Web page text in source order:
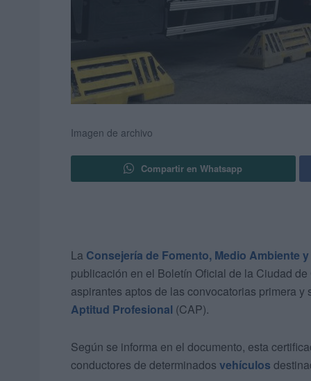
Imagen de archivo
Compartir en Whatsapp
La Consejería de Fomento, Medio Ambiente
publicación en el Boletín Oficial de la Ciudad de
aspirantes aptos de las convocatorias primera
Aptitud Profesional (CAP).
Según se informa en el documento, esta
conductores de determinados vehículos